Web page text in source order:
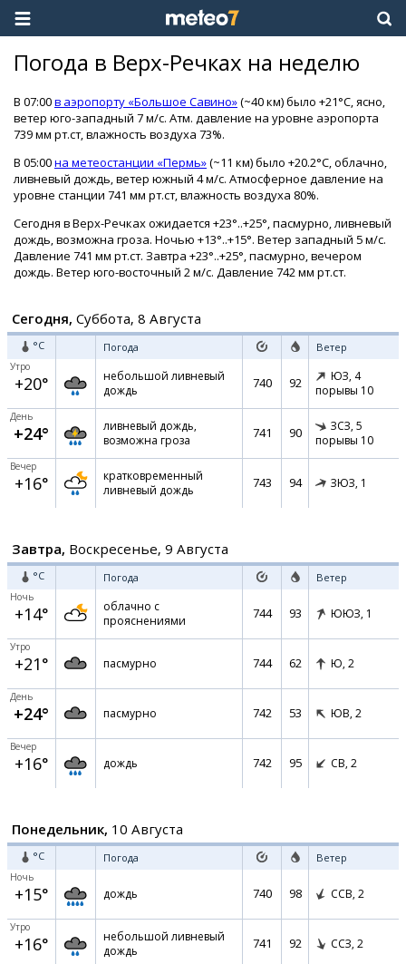
Погода в Верх-Речках на неделю
В 07:00в аэропорту «Большое Савино»(~40 км) было +21°C, ясно,
ветер юго-западный 7 м/с. Атм. давление на уровне аэропорта
739 мм рт.ст, влажность воздуха 73%.
В 05:00на метеостанции «Пермь»(~11 км) было +20.2°C, облачно,
ливневый дождь, ветер южный 4 м/с. Атмосферное давление на
уровне станции 741 мм рт.ст, влажность воздуха 80%.
Сегодня в Верх-Речках ожидается +23°..+25°, пасмурно, ливневый
дождь, возможна гроза. Ночью +13°..+15°. Ветер западный 5 м/с.
Давление 741 мм рт.ст. Завтра +23°..+25°, пасмурно, вечером
дождь. Ветер юго-восточный 2 м/с. Давление 742 мм рт.ст.
Сегодня, Суббота, 8 Августа
°C Погода Ветер
Утро
+20°
небольшой ливневый
дождь
740 92 ЮЗ, 4
порывы 10
День
+24°
ливневый дождь,
возможна гроза
741 90 ЗСЗ, 5
порывы 10
Вечер
+16°
кратковременный
ливневый дождь
743 94 ЗЮЗ, 1
Завтра, Воскресенье, 9 Августа
°C Погода Ветер
Ночь
+14°
облачно с
прояснениями
744 93 ЮЮЗ, 1
Утро
+21° пасмурно 744 62 Ю, 2
День
+24° пасмурно 742 53 ЮВ, 2
Вечер
+16° дождь 742 95 СВ, 2
Понедельник, 10 Августа
°C Погода Ветер
Ночь
+15° дождь 740 98 ССВ, 2
Утро
+16°
небольшой ливневый
дождь
741 92 ССЗ, 2